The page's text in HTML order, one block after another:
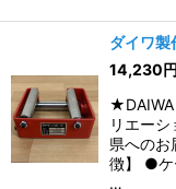
ダイワ製
14,230円
★DAIWA
リエー
県へのお
徴】 ●ケ
…